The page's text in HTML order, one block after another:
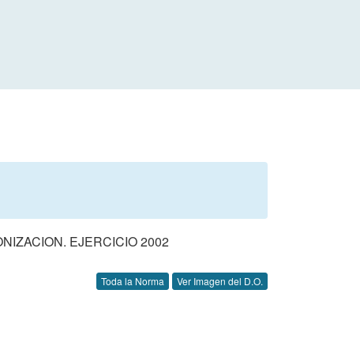
EJERCICIO 2002
Toda la Norma Ver Imagen del D.O.